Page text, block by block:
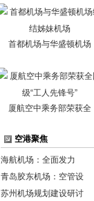
首都机场与华盛顿机场
厦航空中乘务部荣获全
空港聚焦
海航机场：全面发力
青岛胶东机场：空管设
苏州机场规划建设研讨